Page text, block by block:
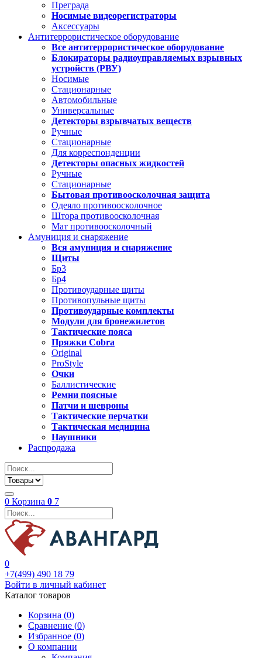
Преграда
Носимые видеорегистраторы
Аксессуары
Антитеррористическое оборудование
Все антитеррористическое оборудование
Блокираторы радиоуправляемых взрывных
устройств (РВУ)
Носимые
Стационарные
Автомобильные
Универсальные
Детекторы взрывчатых веществ
Ручные
Стационарные
Для корреспонденции
Детекторы опасных жидкостей
Ручные
Стационарные
Бытовая противоосколочная защита
Одеяло противоосколочное
Штора противоосколочная
Мат противоосколочный
Амуниция и снаряжение
Вся амуниция и снаряжение
Щиты
Бр3
Бр4
Противоударные щиты
Противопульные щиты
Противоударные комплекты
Модули для бронежилетов
Тактические пояса
Пряжки Cobra
Original
ProStyle
Очки
Баллистические
Ремни поясные
Патчи и шевроны
Тактические перчатки
Тактическая медицина
Наушники
Распродажа
0 Корзина 0 7
0
+7(499) 490 18 79
Войти в личный кабинет
Каталог товаров
Корзина (0)
Сравнение (0)
Избранное (0)
О компании